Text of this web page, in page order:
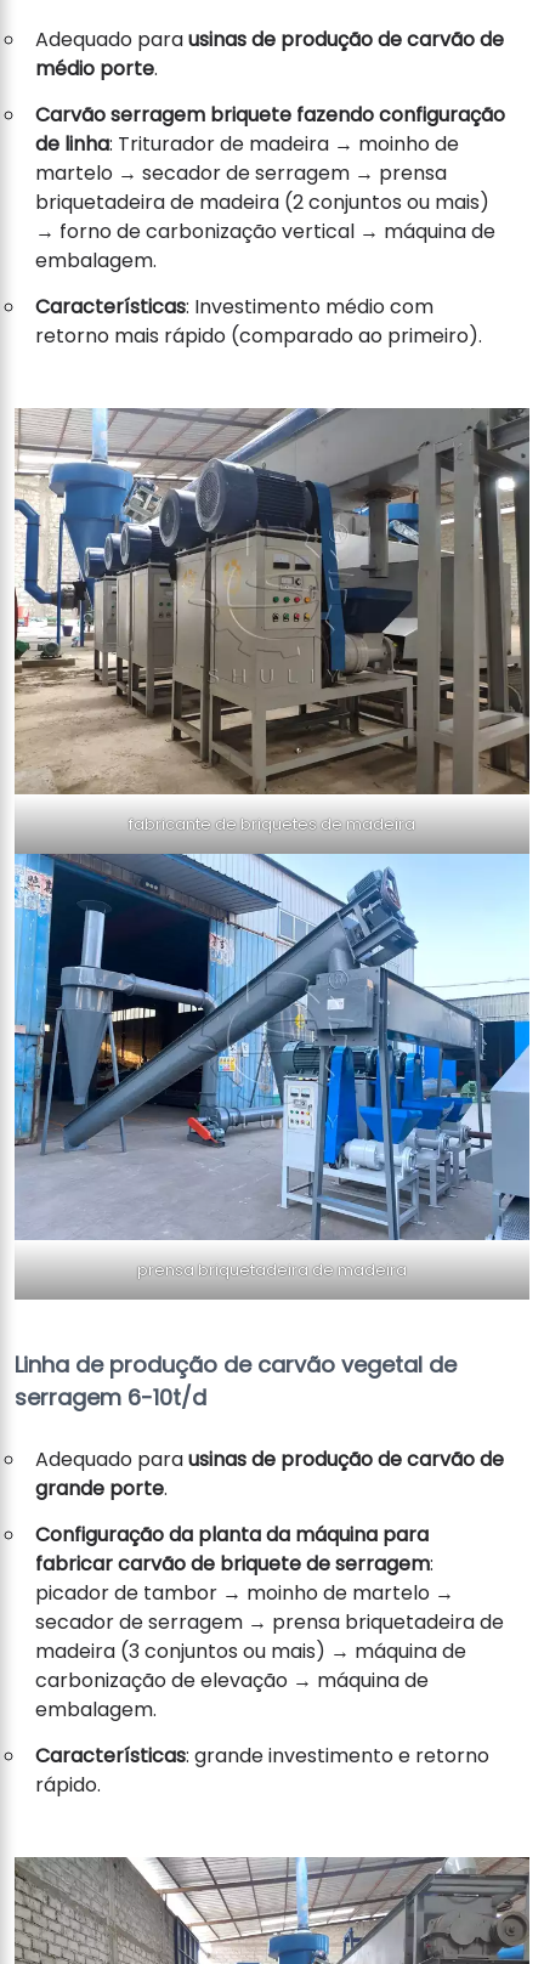
Adequado parausinas de produção de carvão de
médio porte.
Carvão serragem briquete fazendo configuração
de linha: Triturador de madeira → moinho de
martelo → secador de serragem → prensa
briquetadeira de madeira (2 conjuntos ou mais)
→ forno de carbonização vertical → máquina de
embalagem.
Características: Investimento médio com
retorno mais rápido (comparado ao primeiro).
fabricante de briquetes de madeira
prensa briquetadeira de madeira
Linha de produção de carvão vegetal de
serragem 6-10t/d
Adequado parausinas de produção de carvão de
grande porte.
Configuração da planta da máquina para
fabricar carvão de briquete de serragem:
picador de tambor → moinho de martelo →
secador de serragem → prensa briquetadeira de
madeira (3 conjuntos ou mais) → máquina de
carbonização de elevação → máquina de
embalagem.
Características: grande investimento e retorno
rápido.